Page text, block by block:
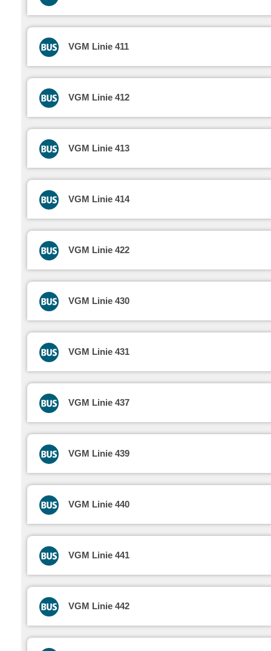
VGM Linie 411
VGM Linie 412
VGM Linie 413
VGM Linie 414
VGM Linie 422
VGM Linie 430
VGM Linie 431
VGM Linie 437
VGM Linie 439
VGM Linie 440
VGM Linie 441
VGM Linie 442